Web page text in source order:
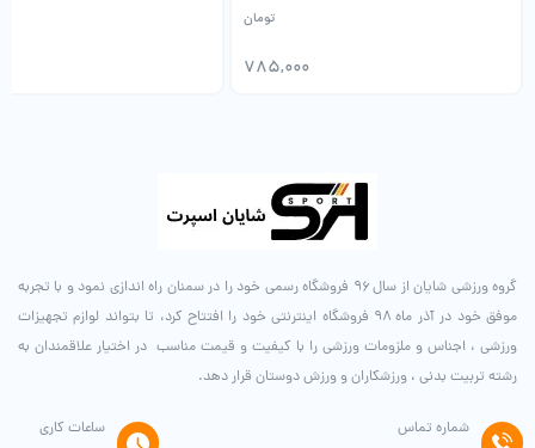
785,000
تومان
گروه ورزشی شایان از سال ۹۶ فروشگاه رسمی خود را در سمنان راه اندازی نمود و با تجربه
موفق خود در آذر ماه ۹۸ فروشگاه اینترنتی خود را افتتاح کرد، تا بتواند لوازم تجهیزات
ورزشی ، اجناس و ملزومات ورزشی را با کیفیت و قیمت مناسب در اختیار علاقمندان به
رشته تربیت بدنی ، ورزشکاران و ورزش دوستان قرار دهد.
شماره تماس ساعات کاری